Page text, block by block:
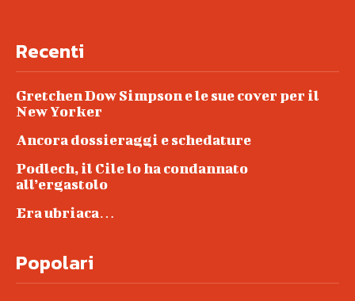
Recenti
Gretchen Dow Simpson e le sue cover per il
New Yorker
Ancora dossieraggi e schedature
Podlech, il Cile lo ha condannato
all’ergastolo
Era ubriaca…
Popolari